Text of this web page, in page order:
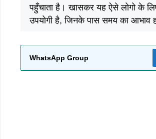
पहुँचाता है। खासकर यह ऐसे लोगो के
उपयोगी है, जिनके पास समय का आभाव
WhatsApp Group